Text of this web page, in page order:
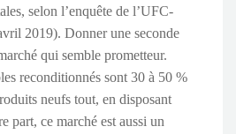
selon l’enquête de l’UFC-
2019). Donner une seconde
qui semble prometteur.
reconditionnés sont 30 à 50 %
neufs tout, en disposant
part, ce marché est aussi un